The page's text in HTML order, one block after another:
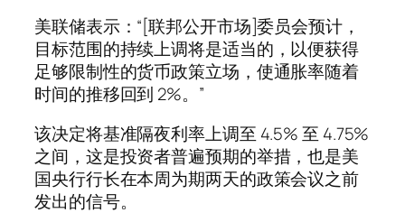
美联储表示：“[联邦公开市场]委员会预计，
目标范围的持续上调将是适当的，以便获得
足够限制性的货币政策立场，使通胀率随着
时间的推移回到 2%。”
该决定将基准隔夜利率上调至 4.5% 至 4.75%
之间，这是投资者普遍预期的举措，也是美
国央行行长在本周为期两天的政策会议之前
发出的信号。